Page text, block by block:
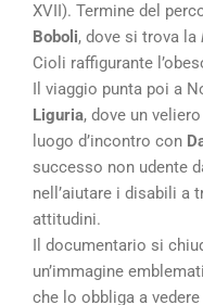
XVII). Termine del
Boboli, dove si trova la
Cioli raffigurante
Il viaggio punta poi a
Liguria, dove un
luogo d’incontro con
successo non udente
nell’aiutare i disabili a
attitudini.
Il documentario si
un’immagine
che lo obbliga a